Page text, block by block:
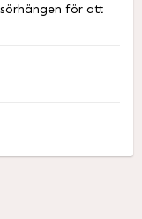
för att